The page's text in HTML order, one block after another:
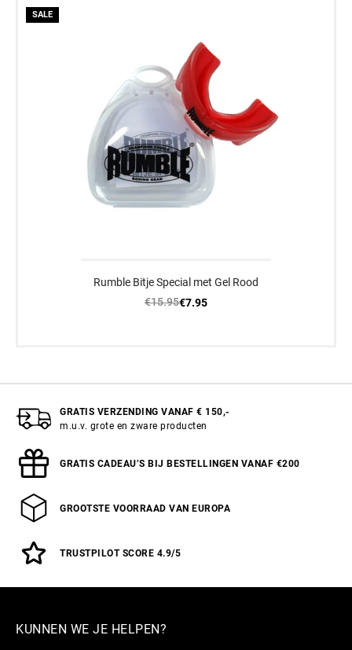
SALE
Rumble Bitje Special met Gel Rood
€15.95€7.95
GRATIS VERZENDING VANAF € 150,-
m.u.v. grote en zware producten
GRATIS CADEAU’S BIJ BESTELLINGEN VANAF €200
GROOTSTE VOORRAAD VAN EUROPA
TRUSTPILOT SCORE 4.9/5
KUNNEN WE JE HELPEN?